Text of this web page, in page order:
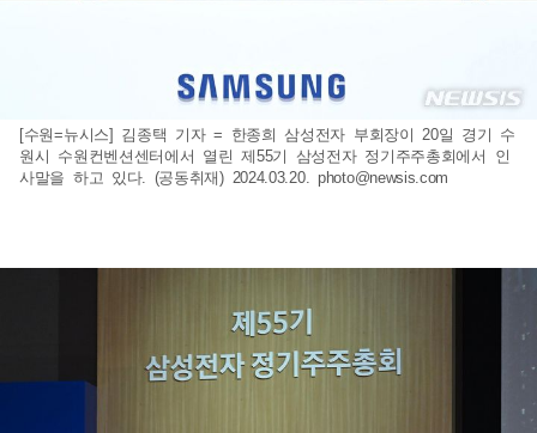
[수원=뉴시스] 김종택 기자 = 한종희 삼성전자 부회장이 20일 경기 수
원시 수원컨벤션센터에서 열린 제55기 삼성전자 정기주주총회에서 인
사말을 하고 있다. (공동취재) 2024.03.20. photo@newsis.com